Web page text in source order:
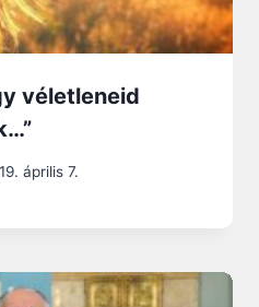
véletleneid
április 7.